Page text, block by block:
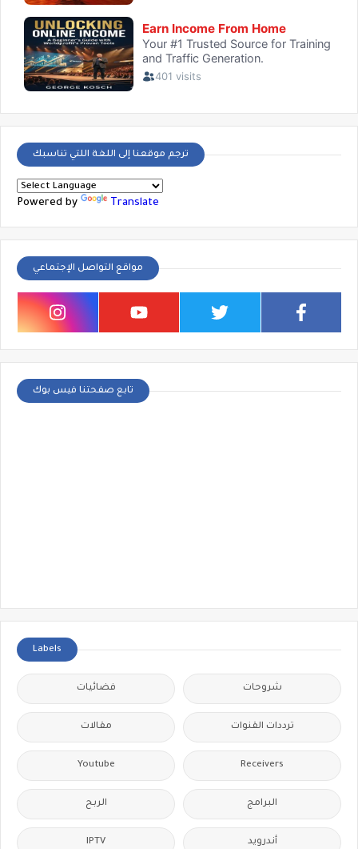
ترجم موقعنا إلى اللغة اللتي تناسبك
Powered by Translate
مواقع التواصل الإجتماعي
تابع صفحتنا فيس بوك
Labels
شروحات فضائيات
ترددات القنوات مقالات
Receivers
Youtube
البرامج الربح
أندرويد IPTV